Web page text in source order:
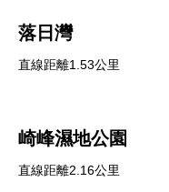
落日灣
直線距離1.53公里
崎峰濕地公園
直線距離2.16公里